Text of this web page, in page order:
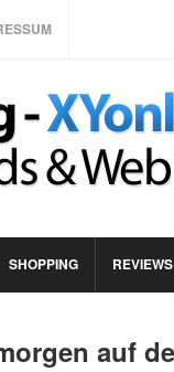
SHOPPING REVIEWS
auf